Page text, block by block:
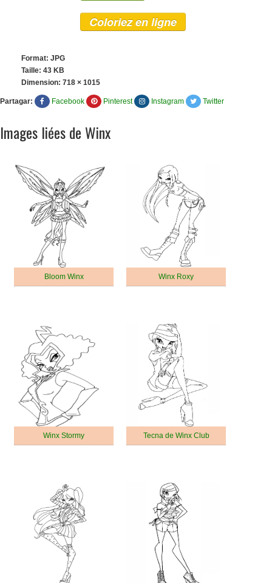
Coloriez en ligne
Format: JPG
Taille: 43 KB
Dimension: 718 × 1015
Partagar: Facebook Pinterest Instagram Twitter
Images liées de Winx
Bloom Winx Winx Roxy
Winx Stormy Tecna de Winx Club